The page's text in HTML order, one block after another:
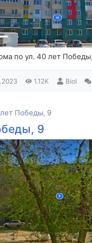
по ул. 40 лет
1.12K Biol
Победы, 9
9